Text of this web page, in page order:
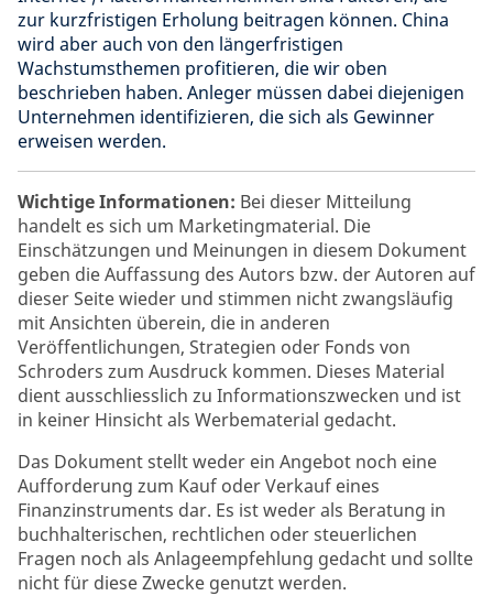
zur kurzfristigen Erholung beitragen können. China
wird aber auch von den längerfristigen
Wachstumsthemen profitieren, die wir oben
beschrieben haben. Anleger müssen dabei diejenigen
Unternehmen identifizieren, die sich als Gewinner
erweisen werden.
Wichtige Informationen: Bei dieser Mitteilung
handelt es sich um Marketingmaterial. Die
Einschätzungen und Meinungen in diesem Dokument
geben die Auffassung des Autors bzw. der Autoren auf
dieser Seite wieder und stimmen nicht zwangsläufig
mit Ansichten überein, die in anderen
Veröffentlichungen, Strategien oder Fonds von
Schroders zum Ausdruck kommen. Dieses Material
dient ausschliesslich zu Informationszwecken und ist
in keiner Hinsicht als Werbematerial gedacht.
Das Dokument stellt weder ein Angebot noch eine
Aufforderung zum Kauf oder Verkauf eines
Finanzinstruments dar. Es ist weder als Beratung in
buchhalterischen, rechtlichen oder steuerlichen
Fragen noch als Anlageempfehlung gedacht und sollte
nicht für diese Zwecke genutzt werden.